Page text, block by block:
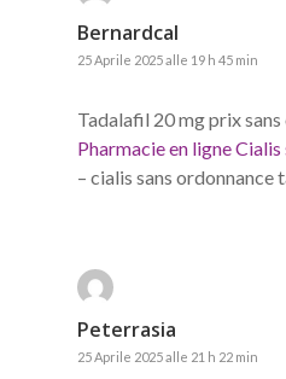
Bernardcal
25 Aprile 2025 alle 19 h 45 min
Tadalafil 20 mg prix
Pharmacie en ligne
– cialis sans ordonnance
Peterrasia
25 Aprile 2025 alle 21 h 22 min